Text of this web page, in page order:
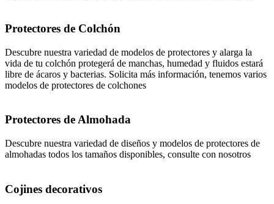
Protectores de Colchón
Descubre nuestra variedad de modelos de protectores y alarga la
vida de tu colchón protegerá de manchas, humedad y fluidos estará
libre de ácaros y bacterias. Solicita más información, tenemos varios
modelos de protectores de colchones
Protectores de Almohada
Descubre nuestra variedad de diseños y modelos de protectores de
almohadas todos los tamaños disponibles, consulte con nosotros
Cojines decorativos